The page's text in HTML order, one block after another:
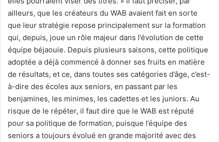
ailleurs, que les créateurs du WAB avaient fait en sorte
que leur stratégie repose principalement sur la formation
qui, depuis, joue un rôle majeur dans l’évolution de cette
équipe béjaouie. Depuis plusieurs saisons, cette politique
adoptée a déjà commencé à donner ses fruits en matière
de résultats, et ce, dans toutes ses catégories d’âge, c’est-
à-dire des écoles aux seniors, en passant par les
benjamines, les minimes, les cadettes et les juniors. Au
risque de le répéter, il faut dire que le WAB est réputé
pour sa politique de formation, puisque l’équipe des
seniors a toujours évolué en grande majorité avec des